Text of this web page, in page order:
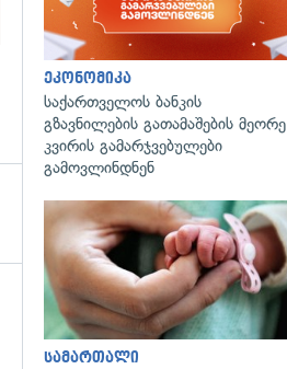
ეკონომიკა
საქართველოს ბანკის
გზავნილების გათამაშების მეორე
კვირის გამარჯვებულები
გამოვლინდნენ
სამართალი